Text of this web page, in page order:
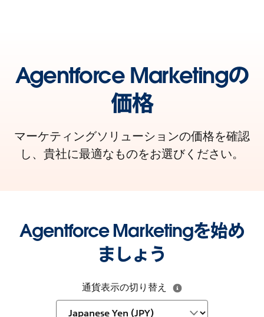
Agentforce Marketingの
価格
マーケティングソリューションの価格を確認
し、貴社に最適なものをお選びください。
Agentforce Marketingを始め
ましょう
通貨表示の切り替え